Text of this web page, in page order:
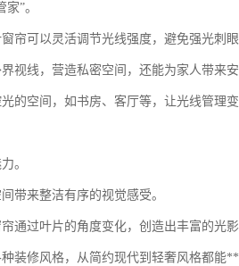
”。
帘可以灵活调节光线强度，避免强光刺
视线，营造私密空间，还能为家人带来安
的空间，如书房、客厅等，让光线管理变
。
带来整洁有序的视觉感受。
通过叶片的角度变化，创造出丰富的光
装修风格，从简约现代到轻奢风格都能**